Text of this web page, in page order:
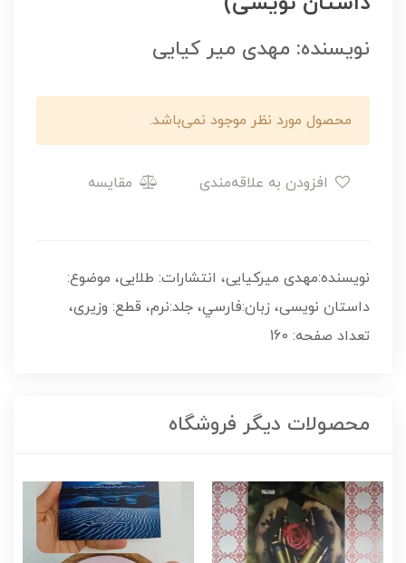
نویسنده: مهدی میر کیایی
محصول مورد نظر موجود نمی‌باشد.
مقایسه
نویسنده:مهدی میرکیایی، انتشارات: طلایی، موضوع:
داستان نویسی، زبان:فارسي، جلد:نرم، قطع: وزیری،
تعداد صفحه: 160
محصولات دیگر فروشگاه